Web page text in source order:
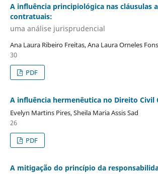
A influência principiológica nas cláusulas
contratuais:
uma análise jurisprudencial
Ana Laura Ribeiro Freitas, Ana Laura Orneles
30
PDF
A influência hermenêutica no Direito Civil
Evelyn Martins Pires, Sheila Maria Assis Sad
26
PDF
A mitigação do princípio da